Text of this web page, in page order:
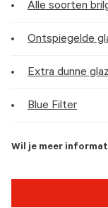
Alle soorten
Ontspiegelde
Extra dunne
Blue Filter
Wil je meer